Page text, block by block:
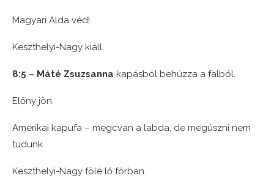
Magyari Alda véd!
Keszthelyi-Nagy kiáll.
8:5 – Máté Zsuzsanna kapásból behúzza a falból.
Előny jön.
Amerikai kapufa – megcvan a labda, de megúszni nem
tudunk.
Keszthelyi-Nagy fölé lő fórban.